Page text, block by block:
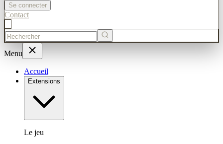
Se connecter
Contact
Menu
Accueil
Extensions
Le jeu